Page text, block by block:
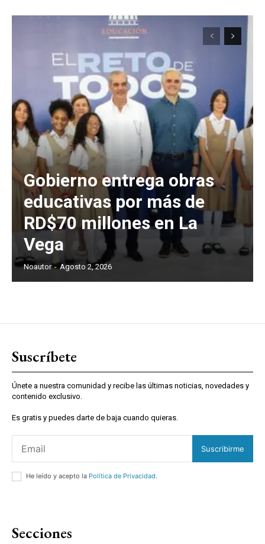
Gobierno entrega obras
educativas por más de
RD$70 millones en La
Vega
Noautor - Agosto 2, 2026
Suscríbete
Únete a nuestra comunidad y recibe las últimas noticias, novedades y
contenido exclusivo.
Es gratis y puedes darte de baja cuando quieras.
Suscribirme
He leído y acepto la Política de Privacidad.
Secciones